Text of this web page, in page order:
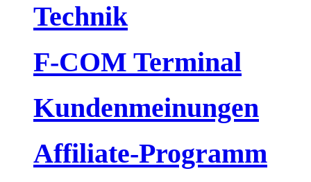
Technik
F-COM Terminal
Kundenmeinungen
Affiliate-Programm